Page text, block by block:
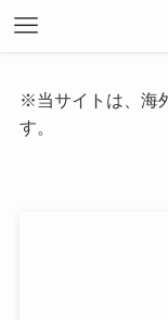
※当サイトは、海
す。